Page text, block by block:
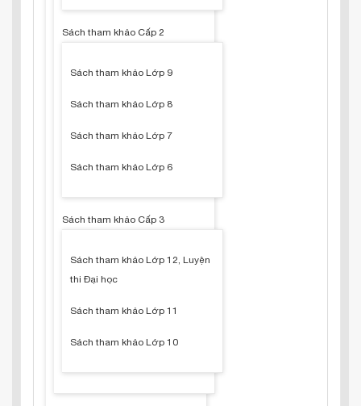
Sách tham khảo Cấp 2
Sách tham khảo Lớp 9
Sách tham khảo Lớp 8
Sách tham khảo Lớp 7
Sách tham khảo Lớp 6
Sách tham khảo Cấp 3
Sách tham khảo Lớp 12, Luyện
thi Đại học
Sách tham khảo Lớp 11
Sách tham khảo Lớp 10